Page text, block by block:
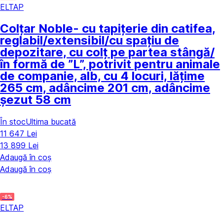
ELTAP
Colțar Noble- cu tapițerie din catifea,
reglabil/extensibil/cu spațiu de
depozitare, cu colț pe partea stângă/
în formă de ”L”, potrivit pentru animale
de companie, alb, cu 4 locuri, lățime
265 cm, adâncime 201 cm, adâncime
șezut 58 cm
În stocUltima bucată
11 647 Lei
13 899 Lei
Adaugă în coș
Adaugă în coș
-6%
ELTAP